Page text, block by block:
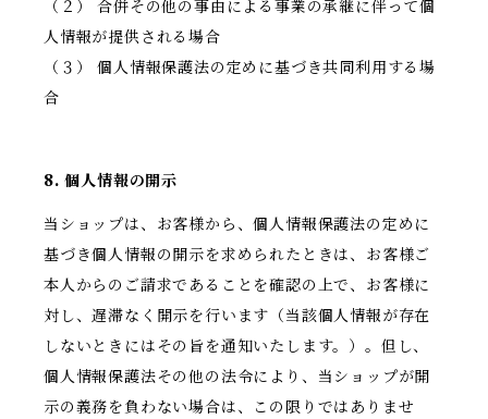
（２） 合併その他の事由による事業の承継に伴って個
人情報が提供される場合
（３） 個人情報保護法の定めに基づき共同利用する場
合
8. 個人情報の開示
当ショップは、お客様から、個人情報保護法の定めに
基づき個人情報の開示を求められたときは、お客様ご
本人からのご請求であることを確認の上で、お客様に
対し、遅滞なく開示を行います（当該個人情報が存在
しないときにはその旨を通知いたします。）。但し、
個人情報保護法その他の法令により、当ショップが開
示の義務を負わない場合は、この限りではありませ